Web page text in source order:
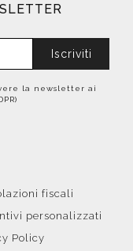
Iscriviti
la newsletter ai
fiscali
personalizzati
Policy